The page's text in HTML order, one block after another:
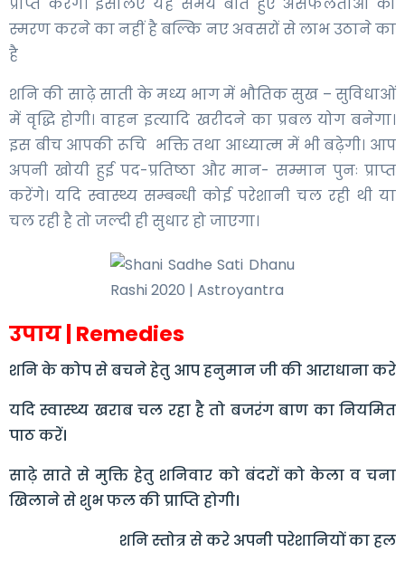
स्मरण करने का नहीं है बल्कि नए अवसरों से लाभ उठाने का
है
शनि की साढ़े साती के मध्य भाग में भौतिक सुख – सुविधाओं
में वृद्धि होगी। वाहन इत्यादि खरीदने का प्रबल योग बनेगा।
इस बीच आपकी रूचि भक्ति तथा आध्यात्म में भी बढ़ेगी। आप
अपनी खोयी हुई पद-प्रतिष्ठा और मान- सम्मान पुनः प्राप्त
करेंगे। यदि स्वास्थ्य सम्बन्धी कोई परेशानी चल रही थी या
चल रही है तो जल्दी ही सुधार हो जाएगा।
उपाय | Remedies
शनि के कोप से बचने हेतु आप हनुमान जी की आराधाना करे
यदि स्वास्थ्य खराब चल रहा है तो बजरंग बाण का नियमित
पाठ करें।
साढ़े साते से मुक्ति हेतु शनिवार को बंदरों को केला व चना
खिलाने से शुभ फल की प्राप्ति होगी।
शनि स्तोत्र से करे अपनी परेशानियों का हल